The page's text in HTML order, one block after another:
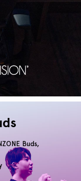
Buds,